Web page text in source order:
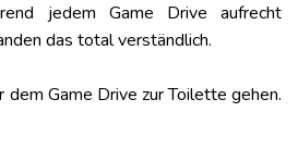
jedem Game Drive aufrecht
das total verständlich.
dem Game Drive zur Toilette gehen.